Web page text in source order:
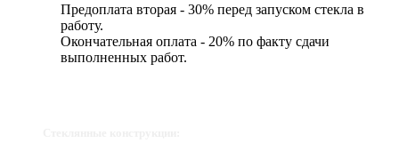
Предоплата вторая - 30% перед запуском стекла в
работу.
Окончательная оплата - 20% по факту сдачи
выполненных работ.